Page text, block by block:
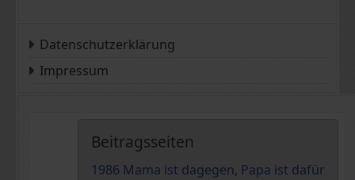
Datenschutzerklärung
Impressum
Beitragsseiten
1986 Mama ist dagegen, Papa ist dafür